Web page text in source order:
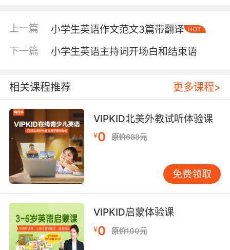
引导孩子在模板基础上加入自己的真实信息。 比
如在“爱好”部分，不要只是说“I like playing”，而
是具体到“I like playing basketball with my
friends after school”或者“I like reading
绍变得生动真实。 分步练习，循序渐进 帮助孩子
准备时，可以分步进行。第一步是词汇准备，确
保孩子能准确说出姓名、年龄、家庭成员、爱好
等关键词。第二步是句型练习，将词汇放入完整
句子中。第三步是连贯表达，把各个句子连接起
来，形成流畅的段落。 家长的角色是支持者和听
众。可以让孩子先对着镜子练习，然后对着家人
练习，获得反馈。最后可以录制下来，一起回
看，找出可以改进的地方。 常见问题与应对策略
很多孩子会紧张，这是正常的。紧张往往源于对
陌生语言的不自信。可以通过一些方法来缓解：
让孩子在开始前深呼吸；鼓励他们进行眼神交
流；提醒他们放慢语速，清晰的发音比快速的背
上一篇 小学生英语作文范文3篇带翻译 HOT
下一篇 小学生英语主持词开场白和结束语
相关课程推荐 更多课程>
VIPKID北美外教试听体验课
¥0 原价688元
免费领取
VIPKID启蒙体验课
¥0 原价100元